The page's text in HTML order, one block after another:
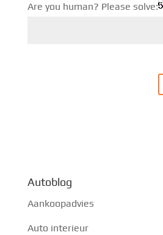
Are you human? Please solve:
Autoblog
Aankoopadvies
Auto interieur